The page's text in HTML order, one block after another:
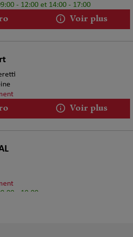
- 12:00 et 14:00 - 17:00
Voir plus
Voir plus
- 19:00